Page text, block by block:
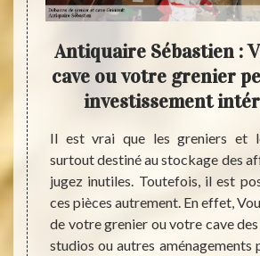
et
le
ne
Antiquaire Sébastien :
cave ou votre grenier
investissement
Il est vrai que les greniers et
surtout destiné au stockage des
jugez inutiles. Toutefois, il est
ces pièces autrement. En effet,
de votre grenier ou votre cave
studios ou autres aménagements